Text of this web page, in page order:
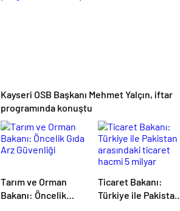
Kayseri OSB Başkanı Mehmet Yalçın, iftar
programında konuştu
Tarım ve Orman
Bakanı: Öncelik
Ticaret Bakanı:
Türkiye ile Pakistan